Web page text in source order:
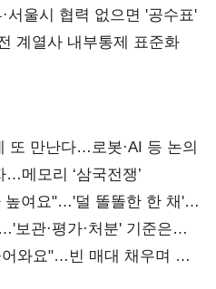
울시 협력 없으면 '공수표'
계열사 내부통제 표준화
또 만난다…로봇·AI 등 논의
메모리 ‘삼국전쟁’
높여요"…'덜 똘똘한 한 채'
보관·평가·처분' 기준은
와요"…빈 매대 채우며 문